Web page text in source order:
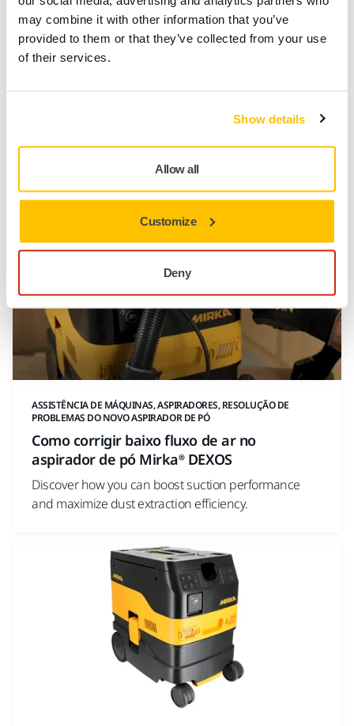
may combine it with other information that you’ve
provided to them or that they’ve collected from your use
of their services.
Show details
Allow all
Customize
Deny
Extractor? Follow these simple troubleshooting steps
to get it running smoothly again! First, check the
power connection to ensure the cord is plugged in
On/Off button and the Play button on the front of the
ASSISTÊNCIA DE MÁQUINAS, ASPIRADORES, RESOLUÇÃO DE
PROBLEMAS DO NOVO ASPIRADOR DE PÓ
Como corrigir baixo fluxo de ar no
aspirador de pó Mirka® DEXOS
Discover how you can boost suction performance
and maximize dust extraction efficiency.